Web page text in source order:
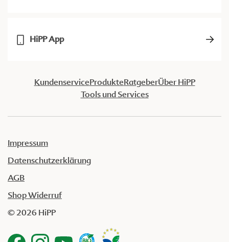
HiPP App
KundenserviceProdukteRatgeberÜber HiPP
Tools und Services
Impressum
Datenschutzerklärung
AGB
Shop Widerruf
© 2026 HiPP